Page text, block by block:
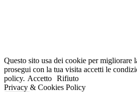
Questo sito usa dei cookie per migliorare
prosegui con la tua visita accetti le
policy. Accetto Rifiuto
Privacy & Cookies Policy